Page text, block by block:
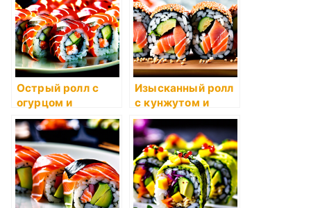
Острый ролл с
огурцом и
тигровой
креветкой
Изысканный ролл
с кунжутом и
лососем